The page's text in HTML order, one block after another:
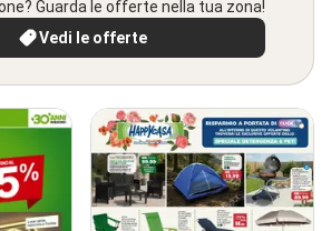
Guarda le offerte nella tua zona!
Vedi le offerte